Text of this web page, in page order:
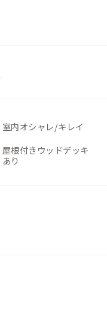
室内オシャレ/キレイ
屋根付きウッドデッキ
あり